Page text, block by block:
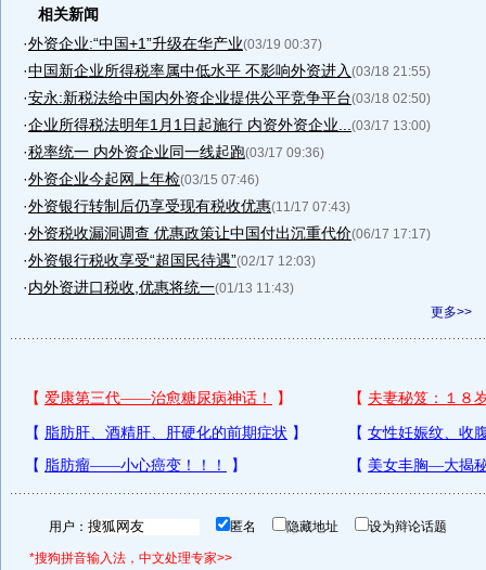
相关新闻
·外资企业:“中国+1”升级在华产业(03/19 00:37)
·中国新企业所得税率属中低水平 不影响外资进入 (03/18 21:55)
·安永:新税法给中国内外资企业提供公平竞争平台(03/18 02:50)
·企业所得税法明年1月1日起施行 内资外资企业... (03/17 13:00)
·税率统一 内外资企业同一线起跑(03/17 09:36)
·外资企业今起网上年检(03/15 07:46)
·外资银行转制后仍享受现有税收优惠(11/17 07:43)
·外资税收漏洞调查 优惠政策让中国付出沉重代价(06/17 17:17)
·外资银行税收享受“超国民待遇”(02/17 12:03)
·内外资进口税收,优惠将统一(01/13 11:43)
更多>>
用户： 匿名 隐藏地址 设为辩论话题
*搜狗拼音输入法，中文处理专家>>